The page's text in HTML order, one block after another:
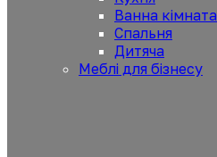
Ванна кімната
Спальня
Дитяча
Меблі для бізнесу